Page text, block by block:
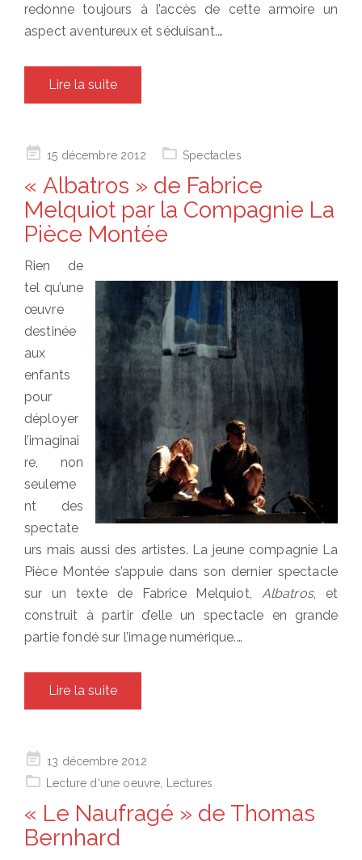
redonne toujours à l’accès de cette armoire un
aspect aventureux et séduisant.…
Lire la suite
Posted15 décembre 2012 Spectacles
« Albatros » de Fabrice
Melquiot par la Compagnie La
Pièce Montée
Rien de
tel qu’une
œuvre
destinée
aux
enfants
pour
déployer
l’imaginai
re, non
seuleme
nt des
spectate
urs mais aussi des artistes. La jeune compagnie La
Pièce Montée s’appuie dans son dernier spectacle
sur un texte de Fabrice Melquiot, Albatros, et
construit à partir d’elle un spectacle en grande
partie fondé sur l’image numérique.…
Lire la suite
Posted
on
13 décembre 2012
Lecture d'une oeuvre
Lectures
« Le Naufragé » de Thomas
Bernhard